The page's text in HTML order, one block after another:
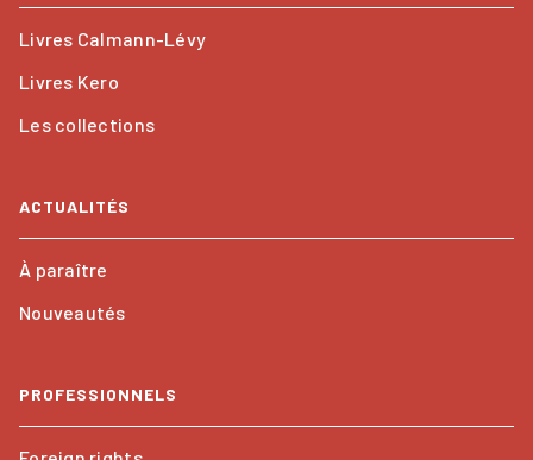
Livres Calmann-Lévy
Livres Kero
Les collections
ACTUALITÉS
À paraître
Nouveautés
PROFESSIONNELS